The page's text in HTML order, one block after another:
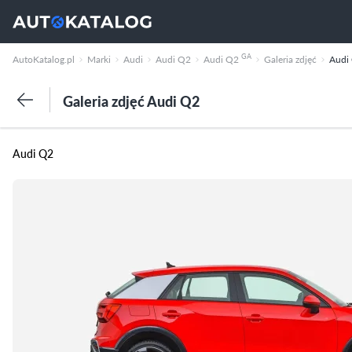
AutoKatalog.pl Marki Audi Audi Q2 Audi Q2 GA Galeria zdjęć Audi
Galeria zdjęć Audi Q2
Audi Q2